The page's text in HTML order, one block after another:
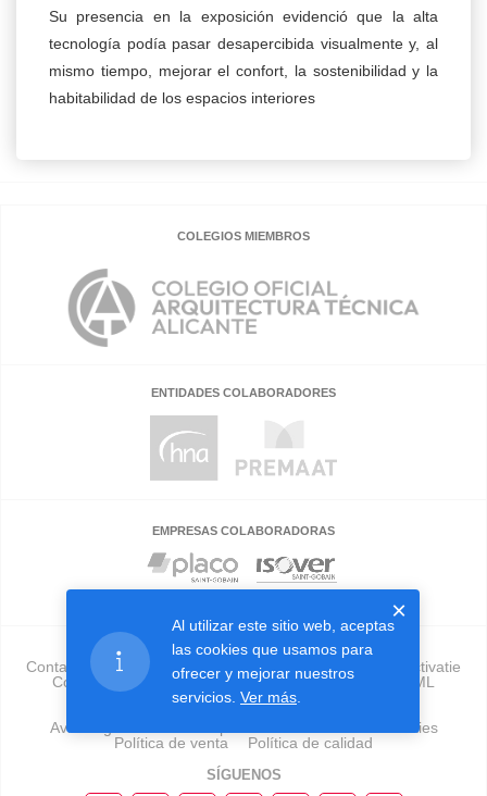
Su presencia en la exposición evidenció que la alta
tecnología podía pasar desapercibida visualmente y, al
mismo tiempo, mejorar el confort, la sostenibilidad y la
habitabilidad de los espacios interiores
COLEGIOS MIEMBROS
ENTIDADES COLABORADORES
EMPRESAS COLABORADORAS
Contacto Validador Preguntas frecuentes
Sobre activatie
Colegios
Empresas Publicidad
Herramienta GML
Tu Edificio En Forma
Aviso legal
Política de cookies
Política de venta
Política de calidad
SÍGUENOS
Al utilizar este sitio web, aceptas
las cookies que usamos para
ofrecer y mejorar nuestros
servicios. Ver más.
×